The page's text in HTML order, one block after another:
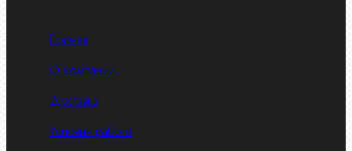
Главная
О компании
Доставка
Условия работы